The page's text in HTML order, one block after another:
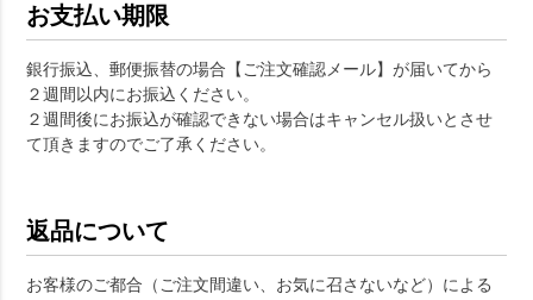
お支払い期限
銀行振込、郵便振替の場合【ご注文確認メール】が届いてから
２週間以内にお振込ください。
２週間後にお振込が確認できない場合はキャンセル扱いとさせ
て頂きますのでご了承ください。
返品について
お客様のご都合（ご注文間違い、お気に召さないなど）による